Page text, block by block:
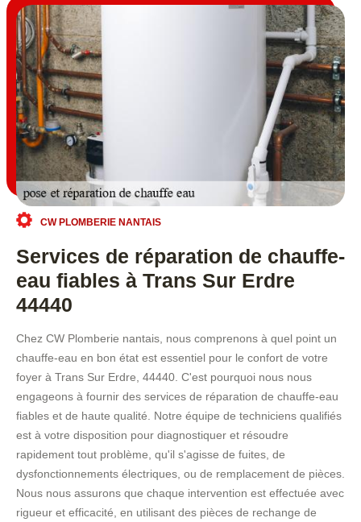
CW PLOMBERIE NANTAIS
Services de réparation de chauffe-
eau fiables à Trans Sur Erdre
44440
Chez CW Plomberie nantais, nous comprenons à quel point un
chauffe-eau en bon état est essentiel pour le confort de votre
foyer à Trans Sur Erdre, 44440. C'est pourquoi nous nous
engageons à fournir des services de réparation de chauffe-eau
fiables et de haute qualité. Notre équipe de techniciens qualifiés
est à votre disposition pour diagnostiquer et résoudre
rapidement tout problème, qu'il s'agisse de fuites, de
dysfonctionnements électriques, ou de remplacement de pièces.
Nous nous assurons que chaque intervention est effectuée avec
rigueur et efficacité, en utilisant des pièces de rechange de